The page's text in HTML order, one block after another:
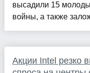
высадили 15
войны, а также
Акции Intel резко